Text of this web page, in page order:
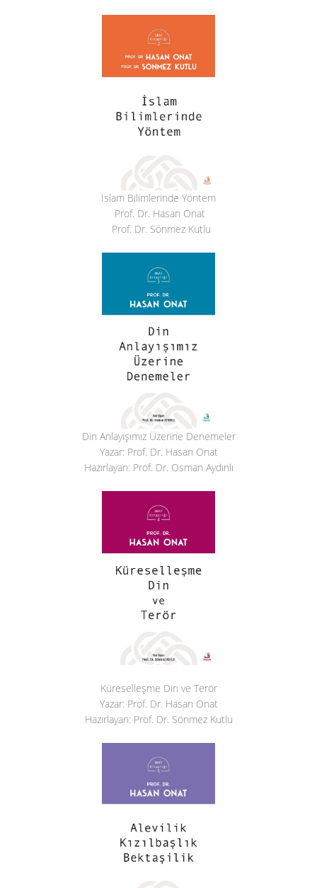
İslam Bilimlerinde Yöntem
Prof. Dr. Hasan Onat
Prof. Dr. Sönmez Kutlu
Din Anlayışımız Üzerine Denemeler
Yazar: Prof. Dr. Hasan Onat
Hazırlayan: Prof. Dr. Osman Aydınlı
Küreselleşme Din ve Terör
Yazar: Prof. Dr. Hasan Onat
Hazırlayan: Prof. Dr. Sönmez Kutlu